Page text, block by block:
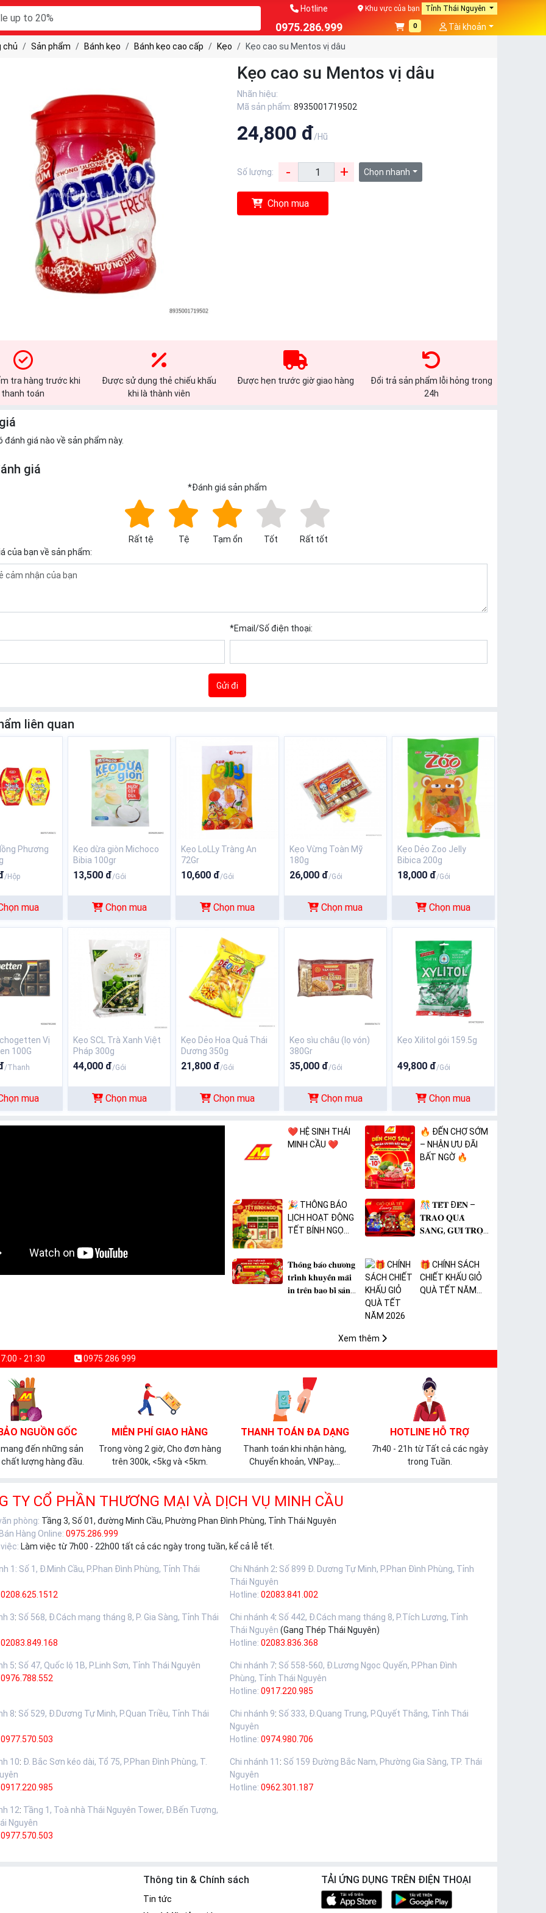
Hotline
0975.286.999
Khu vực của bạn Tỉnh Thái Nguyên
0 Tài khoản
chủ Sản phẩm Bánh kẹo Bánh kẹo cao cấp Kẹo Kẹo cao su Mentos vị dâu
Kẹo cao su Mentos vị dâu
Nhãn hiệu:
Mã sản phẩm: 8935001719502
24,800 đ/Hũ
Số lượng: - + Chọn nhanh
Chọn mua
tra hàng trước khi
thanh toán
Được sử dụng thẻ chiếu khấu
khi là thành viên
Được hẹn trước giờ giao hàng
Đổi trả sản phẩm lỗi hỏng trong
24h
đánh giá nào về sản phẩm này.
giá
*Đánh giá sản phẩm
Rất tệ Tệ Tạm ổn Tốt
Rất tốt
của bạn về sản phẩm:
*Email/Số điện thoại:
Gửi đi
liên quan
Phương
/Hộp
mua
Kẹo dừa giòn Michoco
Bibia 100gr
13,500 đ/Gói
Chọn mua
Kẹo LoLLy Tràng An
72Gr
10,600 đ/Gói
Chọn mua
Kẹo Vừng Toàn Mỹ
180g
26,000 đ/Gói
Chọn mua
Kẹo Dẻo Zoo Jelly
Bibica 200g
18,000 đ/Gói
Chọn mua
Vị
100G
/Thanh
mua
Kẹo SCL Trà Xanh Việt
Pháp 300g
44,000 đ/Gói
Chọn mua
Kẹo Dẻo Hoa Quả Thái
Dương 350g
21,800 đ/Gói
Chọn mua
Kẹo sìu châu (lọ vón)
380Gr
35,000 đ/Gói
Chọn mua
Kẹo Xilitol gói 159.5g
49,800 đ/Gói
Chọn mua
❤️ HỆ SINH THÁI
MINH CẦU ❤️
🔥 ĐẾN CHỢ SỚM
– NHẬN ƯU ĐÃI
BẤT NGỜ 🔥
🎉 THÔNG BÁO
LỊCH HOẠT ĐỘNG
TẾT BÍNH NGỌ
🎊 𝐓𝐄̂́𝐓 Đ𝐄̂́𝐍 –
𝐓𝐑𝐀𝐎 𝐐𝐔𝐀̀
𝐒𝐀𝐍𝐆, 𝐆𝐔̛̉𝐈 𝐓𝐑𝐎̣𝐍
𝐓𝐡𝐨̂𝐧𝐠 𝐛𝐚́𝐨 𝐜𝐡𝐮̛𝐨̛𝐧𝐠
𝐭𝐫𝐢̀𝐧𝐡 𝐤𝐡𝐮𝐲𝐞̂́𝐧 𝐦𝐚̃𝐢
𝐢𝐧 𝐭𝐫𝐞̂𝐧 𝐛𝐚𝐨 𝐛𝐢̀ 𝐬𝐚̉𝐧
🎁 CHÍNH SÁCH
CHIẾT KHẤU GIỎ
QUÀ TẾT NĂM
Xem thêm
- 21:30 0975 286 999
NGUỒN GỐC
đến những sản
lượng hàng đầu.
MIỄN PHÍ GIAO HÀNG
Trong vòng 2 giờ, Cho đơn hàng
trên 300k, <5kg và <5km.
THANH TOÁN ĐA DẠNG
Thanh toán khi nhận hàng,
Chuyển khoản, VNPay,...
HOTLINE HỖ TRỢ
7h40 - 21h từ Tất cả các ngày
trong Tuần.
TY CỔ PHẦN THƯƠNG MẠI VÀ DỊCH VỤ MINH CẦU
phòng: Tầng 3, Số 01, đường Minh Cầu, Phường Phan Đình Phùng, Tỉnh Thái Nguyên
Hàng Online: 0975.286.999
Làm việc từ 7h00 - 22h00 tất cả các ngày trong tuần, kể cả lễ tết.
1 : Số 1, Đ.Minh Cầu, P.Phan Đình Phùng, Tỉnh Thái
0208.625.1512
Chi Nhánh 2: Số 899 Đ. Dương Tự Minh, P.Phan Đình Phùng, Tỉnh
Thái Nguyên
Hotline: 02083.841.002
3: Số 568, Đ.Cách mạng tháng 8, P. Gia Sàng, Tỉnh Thái
02083.849.168
Chi nhánh 4: Số 442, Đ.Cách mạng tháng 8, P.Tích Lương, Tỉnh
Thái Nguyên (Gang Thép Thái Nguyên)
Hotline: 02083.836.368
5: Số 47, Quốc lộ 1B, P.Linh Sơn, Tỉnh Thái Nguyên
0976.788.552
Chi nhánh 7: Số 558-560, Đ.Lương Ngọc Quyến, P.Phan Đình
Phùng, Tỉnh Thái Nguyên
Hotline: 0917.220.985
8: Số 529, Đ.Dương Tự Minh, P.Quan Triều, Tỉnh Thái
0977.570.503
Chi nhánh 9: Số 333, Đ.Quang Trung, P.Quyết Thắng, Tỉnh Thái
Nguyên
Hotline: 0974.980.706
10: Đ. Bắc Sơn kéo dài, Tổ 75, P.Phan Đình Phùng, T.
0917.220.985
Chi nhánh 11 : Số 159 Đường Bắc Nam, Phường Gia Sàng, TP. Thái
Nguyên
Hotline: 0962.301.187
12: Tầng 1, Toà nhà Thái Nguyên Tower, Đ.Bến Tượng,
Nguyên
0977.570.503
Thông tin & Chính sách
Tin tức
TẢI ỨNG DỤNG TRÊN ĐIỆN THOẠI